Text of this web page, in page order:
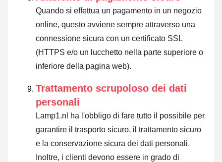
Quando si effettua un pagamento in un negozio
online, questo avviene sempre attraverso una
connessione sicura con un certificato SSL
(HTTPS e/o un lucchetto nella parte superiore o
inferiore della pagina web).
Trattamento scrupoloso dei dati
personali
Lamp1.nl ha l'obbligo di fare tutto il possibile per
garantire il trasporto sicuro, il trattamento sicuro
e la conservazione sicura dei dati personali.
Inoltre, i clienti devono essere in grado di